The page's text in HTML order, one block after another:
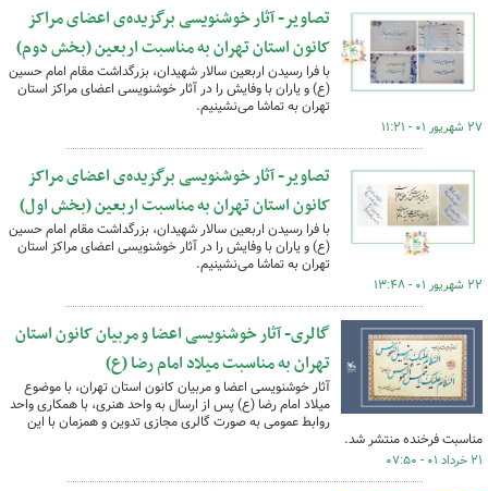
تصاویر- آثار خوشنویسی برگزیده‌ی اعضای مراکز
کانون استان تهران به مناسبت اربعین (بخش دوم)
با فرا رسیدن اربعین سالار شهیدان، بزرگداشت مقام امام حسین
(ع) و یاران با وفایش را در آثار خوشنویسی اعضای مراکز استان
تهران به تماشا ‌می‌نشینیم.
۲۷ شهریور ۰۱ - ۱۱:۲۱
تصاویر- آثار خوشنویسی برگزیده‌ی اعضای مراکز
کانون استان تهران به مناسبت اربعین (بخش اول)
با فرا رسیدن اربعین سالار شهیدان، بزرگداشت مقام امام حسین
(ع) و یاران با وفایش را در آثار خوشنویسی اعضای مراکز استان
تهران به تماشا ‌می‌نشینیم.
۲۲ شهریور ۰۱ - ۱۳:۴۸
گالری- آثار خوشنویسی اعضا و مربیان کانون استان
تهران به مناسبت میلاد امام رضا (ع)
آثار خوشنویسی اعضا و مربیان کانون استان تهران، با موضوع
میلاد امام رضا (ع) پس از ارسال به واحد هنری، با همکاری واحد
روابط عمومی به صورت گالری مجازی تدوین و همزمان با این
مناسبت فرخنده منتشر شد.
۲۱ خرداد ۰۱ - ۰۷:۵۰